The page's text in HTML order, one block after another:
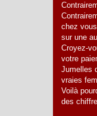
chez
sur une
Croyez-
votre
Jumelles
vraies
Voilà
des